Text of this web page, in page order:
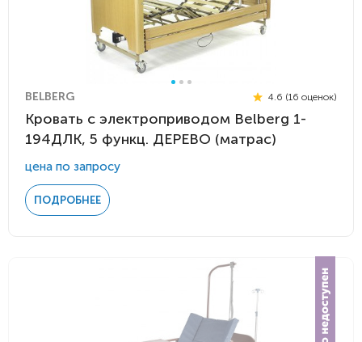
BELBERG 4.6 (16 оценок)
Кровать с электроприводом Belberg 1-
194ДЛК, 5 функц. ДЕРЕВО (матрас)
цена по запросу
ПОДРОБНЕЕ